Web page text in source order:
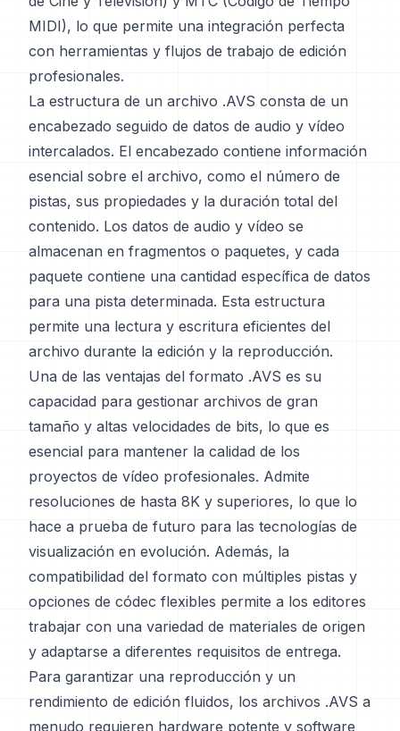
MIDI), lo que permite una integración perfecta
con herramientas y flujos de trabajo de edición
profesionales.
La estructura de un archivo .AVS consta de un
encabezado seguido de datos de audio y vídeo
intercalados. El encabezado contiene información
esencial sobre el archivo, como el número de
pistas, sus propiedades y la duración total del
contenido. Los datos de audio y vídeo se
almacenan en fragmentos o paquetes, y cada
paquete contiene una cantidad específica de datos
para una pista determinada. Esta estructura
permite una lectura y escritura eficientes del
archivo durante la edición y la reproducción.
Una de las ventajas del formato .AVS es su
capacidad para gestionar archivos de gran
tamaño y altas velocidades de bits, lo que es
esencial para mantener la calidad de los
proyectos de vídeo profesionales. Admite
resoluciones de hasta 8K y superiores, lo que lo
hace a prueba de futuro para las tecnologías de
visualización en evolución. Además, la
compatibilidad del formato con múltiples pistas y
opciones de códec flexibles permite a los editores
trabajar con una variedad de materiales de origen
y adaptarse a diferentes requisitos de entrega.
Para garantizar una reproducción y un
rendimiento de edición fluidos, los archivos .AVS a
menudo requieren hardware potente y software